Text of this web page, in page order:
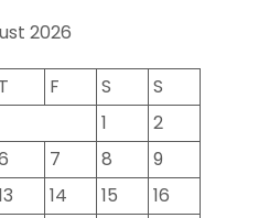
2026
T F S
S
1
2
7 8
9
14 15
16